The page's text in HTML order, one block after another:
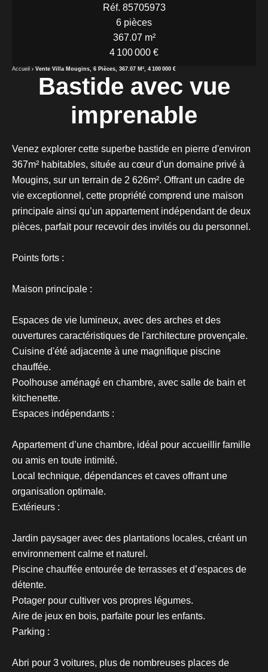
Réf. 85705973
6 pièces
367.07 m²
4 100 000 €
Accueil Vente Villa Mougins, 6 Pièces, 367.07 M², 4 100 000 €
Bastide avec vue
imprenable
Venez explorer cette superbe bastide en pierre d'environ
367m² habitables, située au cœur d'un domaine privé à
Mougins, sur un terrain de 2 626m². Offrant un cadre de
vie exceptionnel, cette propriété comprend une maison
principale ainsi qu’un appartement indépendant de deux
pièces, parfait pour recevoir des invités ou du personnel.
Points forts :
Maison principale :
Espaces de vie lumineux, avec des arches et des
ouvertures caractéristiques de l'architecture provençale.
Cuisine d'été adjacente à une magnifique piscine
chauffée.
Poolhouse aménagé en chambre, avec salle de bain et
kitchenette.
Espaces indépendants :
Appartement d’une chambre, idéal pour accueillir famille
ou amis en toute intimité.
Local technique, dépendances et caves offrant une
organisation optimale.
Extérieurs :
Jardin paysager avec des plantations locales, créant un
environnement calme et naturel.
Piscine chauffée entourée de terrasses et d’espaces de
détente.
Potager pour cultiver vos propres légumes.
Aire de jeux en bois, parfaite pour les enfants.
Parking :
Abri pour 3 voitures, plus de nombreuses places de